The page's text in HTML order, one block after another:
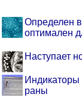
Определен
оптимален
Наступает
Индикаторы
раны